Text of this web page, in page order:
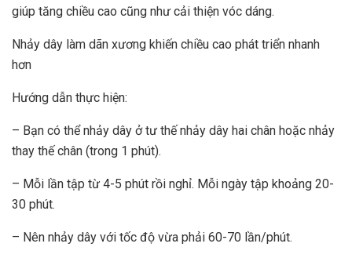
giúp tăng chiều cao cũng như cải thiện vóc dáng.
Nhảy dây làm dãn xương khiến chiều cao phát triển nhanh
hơn
Hướng dẫn thực hiện:
– Bạn có thể nhảy dây ở tư thế nhảy dây hai chân hoặc nhảy
thay thế chân (trong 1 phút).
– Mỗi lần tập từ 4-5 phút rồi nghỉ. Mỗi ngày tập khoảng 20-
30 phút.
– Nên nhảy dây với tốc độ vừa phải 60-70 lần/phút.